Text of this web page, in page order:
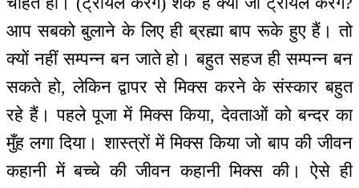
आप सबको बुलाने के लिए ही ब्रह्मा बाप रूके हुए हैं। तो
क्यों नहीं सम्पन्न बन जाते हो। बहुत सहज ही सम्पन्न बन
सकते हो, लेकिन द्वापर से मिक्स करने के संस्कार बहुत
रहे हैं। पहले पूजा में मिक्स किया, देवताओं को बन्दर का
मुँह लगा दिया। शास्त्रों में मिक्स किया जो बाप की जीवन
कहानी में बच्चे की जीवन कहानी मिक्स की। ऐसे ही